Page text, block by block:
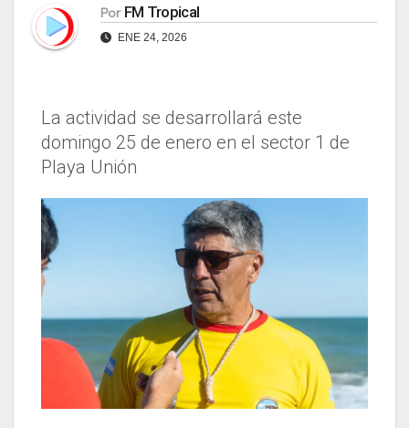
Por FM Tropical
ENE 24, 2026
La actividad se desarrollará este
domingo 25 de enero en el sector 1 de
Playa Unión